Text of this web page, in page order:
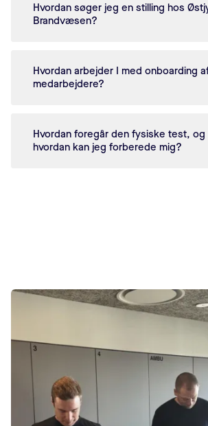
Hvordan søger jeg en stilling hos
Brandvæsen?
Hvordan arbejder I med onboarding
medarbejdere?
Hvordan foregår den fysiske test, og
hvordan kan jeg forberede mig?